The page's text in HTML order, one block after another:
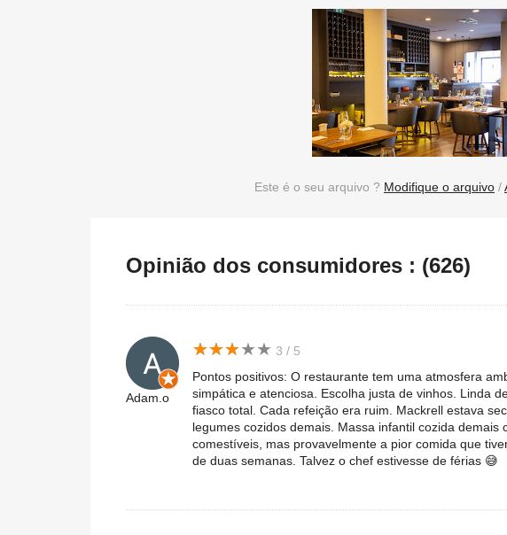
Este é o seu arquivo ? Modifique o arquivo /
Opinião dos consumidores : (626)
Adam.o
★★★★★
★★★★★ 3 / 5
Pontos positivos: O restaurante tem uma atmosfera
simpática e atenciosa. Escolha justa de vinhos. Linda
fiasco total. Cada refeição era ruim. Mackrell estava
legumes cozidos demais. Massa infantil cozida demais
comestíveis, mas provavelmente a pior comida que
de duas semanas. Talvez o chef estivesse de férias 😅